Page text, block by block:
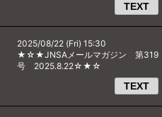
TEXT
2025/08/22 (Fri) 15:30
★☆★JNSAメールマガジン 第319
号 2025.8.22☆★☆
TEXT